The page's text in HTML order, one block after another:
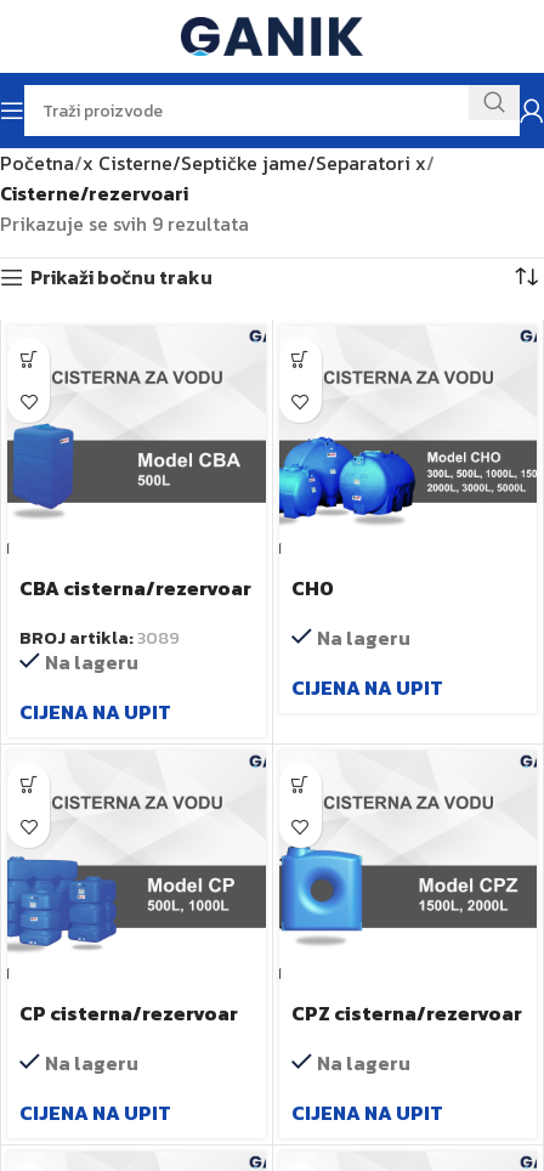
Početna x Cisterne/Septičke jame/Separatori x
Cisterne/rezervoari
Prikazuje se svih 9 rezultata
Prikaži bočnu traku
CBA cisterna/rezervoar
BROJ artikla:3089
Na lageru
CIJENA NA UPIT
CHO
pitku vodu
Na lageru
CIJENA NA UPIT
CP cisterna/rezervoar
Na lageru
CIJENA NA UPIT
CPZ cisterna/rezervoar
Na lageru
CIJENA NA UPIT